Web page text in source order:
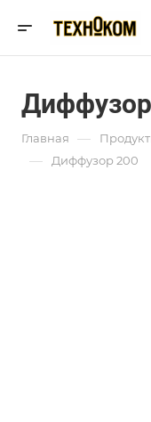
Главная —
— Диффузор 200